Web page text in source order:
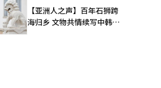
【亚洲人之声】百年石狮跨
海归乡 文物共情续写中韩人